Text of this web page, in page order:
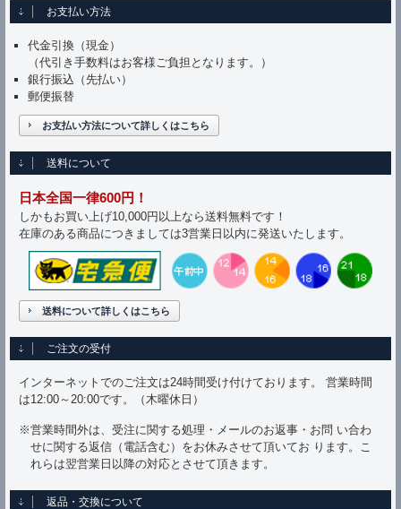
お支払い方法
代金引換（現金）
（代引き手数料はお客様ご負担となります。）
銀行振込（先払い）
郵便振替
お支払い方法について詳しくはこちら
送料について
日本全国一律600円！
しかもお買い上げ10,000円以上なら送料無料です！
在庫のある商品につきましては3営業日以内に発送いたします。
送料について詳しくはこちら
ご注文の受付
インターネットでのご注文は24時間受け付けております。 営業時間
は12:00～20:00です。（木曜休日）
※営業時間外は、受注に関する処理・メールのお返事・お問 い合わ
せに関する返信（電話含む）をお休みさせて頂いてお ります。こ
れらは翌営業日以降の対応とさせて頂きます。
返品・交換について